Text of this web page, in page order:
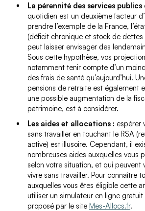
La pérennité des services publics
quotidien est un deuxième facteur
prendre l’exemple de la France,
(déficit chronique et stock de
peut laisser envisager des
Sous cette hypothèse, vos
notamment tenir compte d’un
des frais de santé qu’aujourd’hui.
pensions de retraite est également
une possible augmentation de la
patrimoine, est à considérer.
Les aides et allocations : espérer
sans travailler en touchant le RSA
active) est illusoire. Cependant, il
nombreuses aides auxquelles vous
selon votre situation, et qui peuvent
vivre sans travailler. Pour connaître
auxquelles vous êtes éligible cette
utiliser un simulateur en ligne
proposé par le site Mes-Allocs.fr.